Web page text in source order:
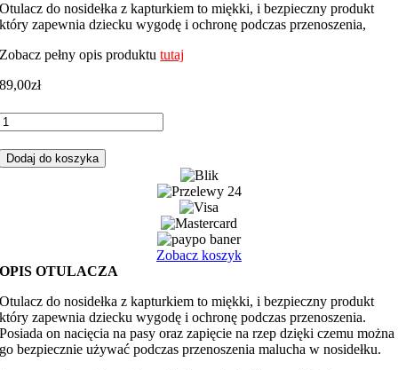
Otulacz do nosidełka z kapturkiem to miękki, i bezpieczny produkt
który zapewnia dziecku wygodę i ochronę podczas przenoszenia,
Zobacz pełny opis produktututaj
89,00zł
Dodaj do koszyka
Zobacz koszyk
OPIS OTULACZA
Otulacz do nosidełka z kapturkiem to miękki, i bezpieczny produkt
który zapewnia dziecku wygodę i ochronę podczas przenoszenia.
Posiada on nacięcia na pasy oraz zapięcie na rzep dzięki czemu można
go bezpiecznie używać podczas przenoszenia malucha w nosidełku.